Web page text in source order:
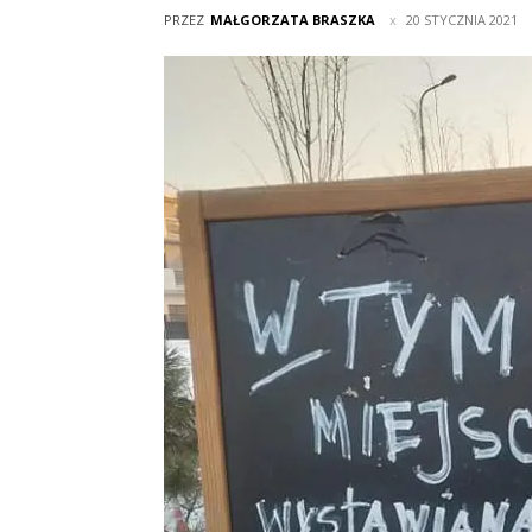
PRZEZ MAŁGORZATA BRASZKA 20 STYCZNIA 2021